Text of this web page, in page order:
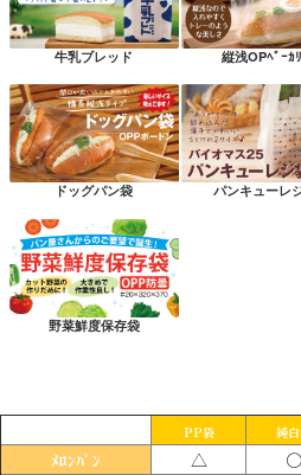
牛乳ブレッド 縦浅OPﾍﾞｰｶ
ドッグパン袋 パンキューレ
野菜鮮度保存袋
PP袋 純
ﾒﾛﾝﾊﾟﾝ △ 〇